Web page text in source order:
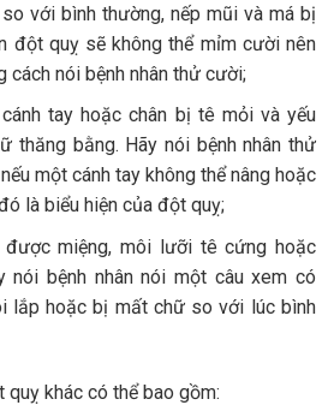
với bình thường, nếp mũi và má bị
đột quỵ sẽ không thể mỉm cười nên
cách nói bệnh nhân thử cười;
tay hoặc chân bị tê mỏi và yếu
thăng bằng. Hãy nói bệnh nhân thử
một cánh tay không thể nâng hoặc
là biểu hiện của đột quỵ;
được miệng, môi lưỡi tê cứng hoặc
nói bệnh nhân nói một câu xem có
lắp hoặc bị mất chữ so với lúc bình
khác có thể bao gồm: